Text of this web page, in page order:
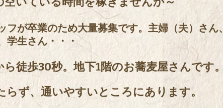
フが卒業のため大量募集です。主婦（夫）さん、
学生さん・・・
徒歩30秒。地下1階のお蕎麦屋さんです。
らず、通いやすいところにあります。